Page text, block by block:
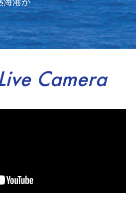
海港か
Camera